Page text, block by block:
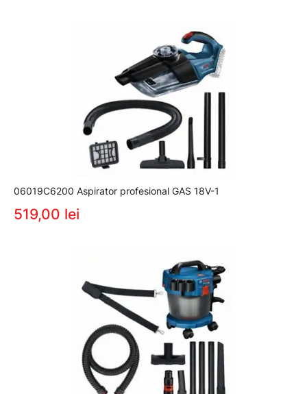
06019C6200 Aspirator profesional GAS 18V-1
519,00 lei